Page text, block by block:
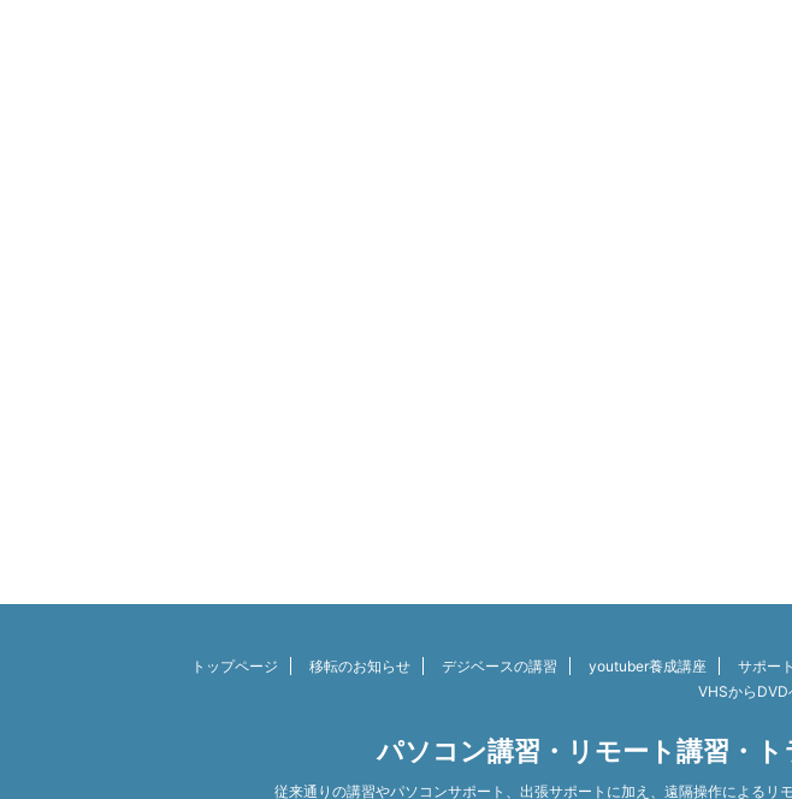
トップページ 移転のお知らせ デジベースの講習 youtuber養成講座 サポー
VHSからDVD
パソコン講習・リモート講習・ト
従来通りの講習やパソコンサポート、出張サポートに加え、遠隔操作によるリ